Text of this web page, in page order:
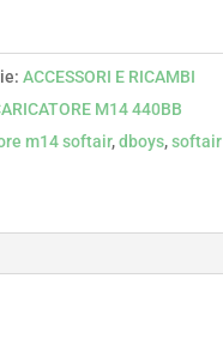
€.
attuale
è:
16,00 €.
ACCESSORI E RICAMBI
M14 440BB
m14 softair,dboys,softair